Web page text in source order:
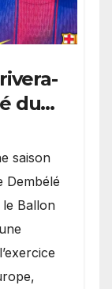
du
saison
Dembélé
Ballon